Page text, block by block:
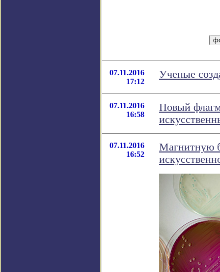
07.11.2016
17:12
Ученые
07.11.2016
16:58
Новый
07.11.2016
16:52
Магнитную